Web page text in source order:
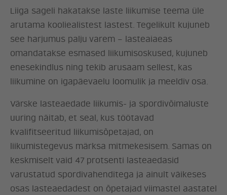
Liiga sageli hakatakse laste liikumise teema üle
arutama kooliealistest lastest. Tegelikult kujuneb
see harjumus palju varem – lasteaiaeas
omandatakse esmased liikumisoskused, kujuneb
enesekindlus ning tekib arusaam sellest, kas
liikumine on igapäevaelu loomulik ja meeldiv osa.
Värske lasteaedade liikumis- ja spordivõimaluste
uuring näitab, et seal, kus töötavad
kvalifitseeritud liikumisõpetajad, on
liikumistegevus märksa mitmekesisem. Samas on
keskmiselt vaid 47 protsenti lasteaedasid
varustatud spordivahenditega ja ainult väikeses
osas lasteaedadest on õpetajad viimastel aastatel